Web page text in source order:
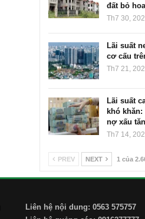
đất bỏ
Th7 30,
Lãi suất
cơ cấu
Th7 21,
Lãi suất
khó
nợ xấu
Th7 14,
PREV NEXT 1 của
Liên hệ nội dung: 0563 575757